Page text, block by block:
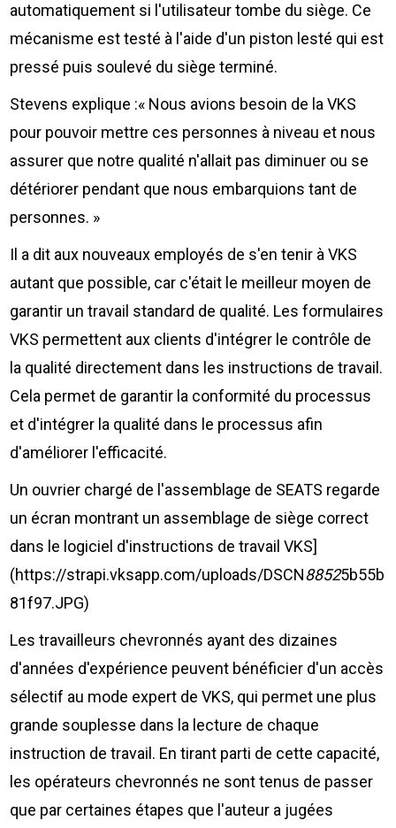
automatiquement si l'utilisateur tombe du siège. Ce
mécanisme est testé à l'aide d'un piston lesté qui est
pressé puis soulevé du siège terminé.
Stevens explique :« Nous avions besoin de la VKS
pour pouvoir mettre ces personnes à niveau et nous
assurer que notre qualité n'allait pas diminuer ou se
détériorer pendant que nous embarquions tant de
personnes. »
Il a dit aux nouveaux employés de s'en tenir à VKS
autant que possible, car c'était le meilleur moyen de
garantir un travail standard de qualité. Les formulaires
VKS permettent aux clients d'intégrer le contrôle de
la qualité directement dans les instructions de travail.
Cela permet de garantir la conformité du processus
et d'intégrer la qualité dans le processus afin
d'améliorer l'efficacité.
Un ouvrier chargé de l'assemblage de SEATS regarde
un écran montrant un assemblage de siège correct
dans le logiciel d'instructions de travail VKS]
(https://strapi.vksapp.com/uploads/DSCN88525b55b
81f97.JPG)
Les travailleurs chevronnés ayant des dizaines
d'années d'expérience peuvent bénéficier d'un accès
sélectif au mode expert de VKS, qui permet une plus
grande souplesse dans la lecture de chaque
instruction de travail. En tirant parti de cette capacité,
les opérateurs chevronnés ne sont tenus de passer
que par certaines étapes que l'auteur a jugées